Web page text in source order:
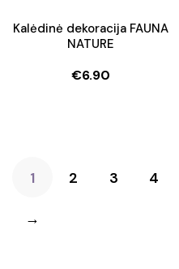
Kalėdinė dekoracija FAUNA
NATURE
€6.90
1 2 3 4
→